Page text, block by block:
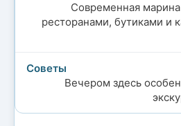
Современная марина
ресторанами, бутиками и
Вечером здесь